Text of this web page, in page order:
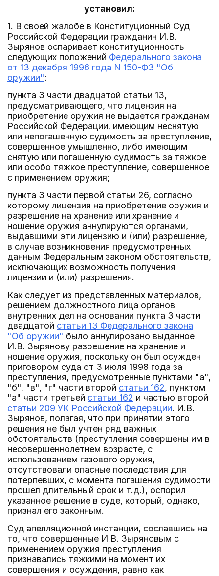
установил:
1. В своей жалобе в Конституционный Суд
Российской Федерации гражданин И.В.
Зырянов оспаривает конституционность
следующих положений Федерального закона
от 13 декабря 1996 года N 150-ФЗ "Об
оружии":
пункта 3 части двадцатой статьи 13,
предусматривающего, что лицензия на
приобретение оружия не выдается гражданам
Российской Федерации, имеющим неснятую
или непогашенную судимость за преступление,
совершенное умышленно, либо имеющим
снятую или погашенную судимость за тяжкое
или особо тяжкое преступление, совершенное
с применением оружия;
пункта 3 части первой статьи 26, согласно
которому лицензия на приобретение оружия и
разрешение на хранение или хранение и
ношение оружия аннулируются органами,
выдавшими эти лицензию и (или) разрешение,
в случае возникновения предусмотренных
данным Федеральным законом обстоятельств,
исключающих возможность получения
лицензии и (или) разрешения.
Как следует из представленных материалов,
решением должностного лица органов
внутренних дел на основании пункта 3 части
двадцатой статьи 13 Федерального закона
"Об оружии" было аннулировано выданное
И.В. Зырянову разрешение на хранение и
ношение оружия, поскольку он был осужден
приговором суда от 3 июля 1998 года за
преступления, предусмотренные пунктами "а",
"б", "в", "г" части второй статьи 162, пунктом
"а" части третьей статьи 162 и частью второй
статьи 209 УК Российской Федерации. И.В.
Зырянов, полагая, что при принятии этого
решения не был учтен ряд важных
обстоятельств (преступления совершены им в
несовершеннолетнем возрасте, с
использованием газового оружия,
отсутствовали опасные последствия для
потерпевших, с момента погашения судимости
прошел длительный срок и т.д.), оспорил
указанное решение в суде, который, однако,
признал его законным.
Суд апелляционной инстанции, сославшись на
то, что совершенные И.В. Зыряновым с
применением оружия преступления
признавались тяжкими на момент их
совершения и осуждения, равно как